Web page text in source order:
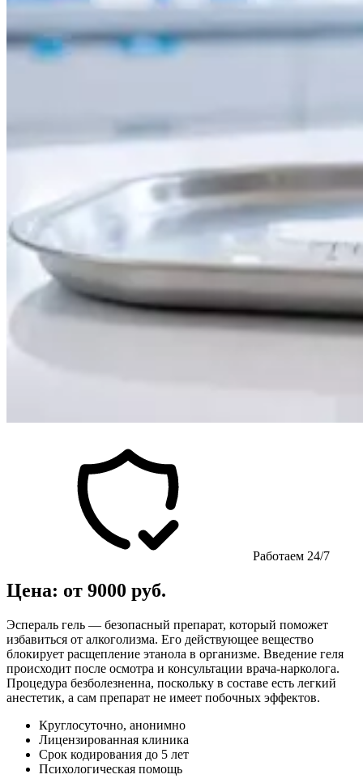
Работаем 24/7
Цена: от 9000 руб.
Эспераль гель — безопасный препарат, который поможет
избавиться от алкоголизма. Его действующее вещество
блокирует расщепление этанола в организме. Введение геля
происходит после осмотра и консультации врача-нарколога.
Процедура безболезненна, поскольку в составе есть легкий
анестетик, а сам препарат не имеет побочных эффектов.
Круглосуточно, анонимно
Лицензированная клиника
Срок кодирования до 5 лет
Психологическая помощь